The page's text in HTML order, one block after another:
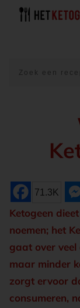
71.3K
Ketogeen
noemen; het
gaat over veel
maar minder
zorgt ervoor
consumeren,